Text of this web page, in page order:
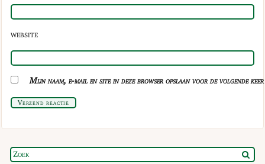
WEBSITE
Mijn naam, e-mail en site in deze browser opslaan voor de volgende
Verzend reactie